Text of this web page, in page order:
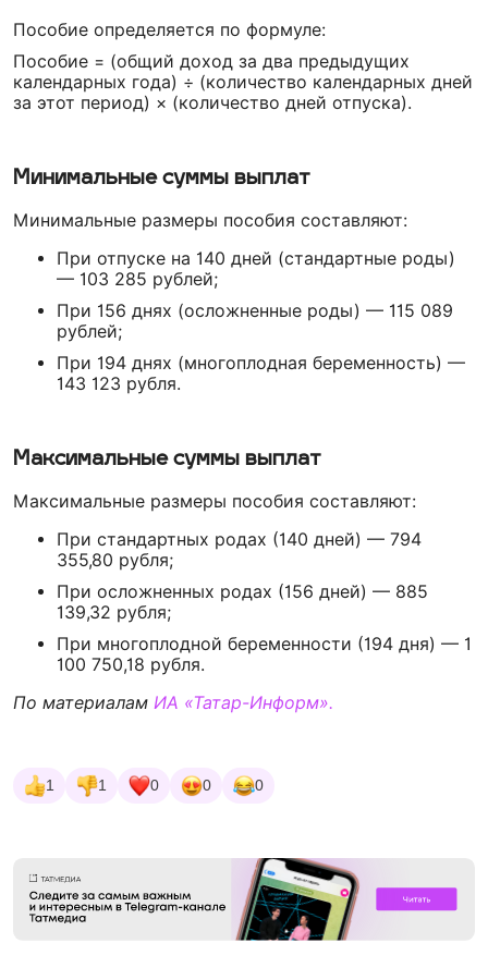
Пособие определяется по формуле:
Пособие = (общий доход за два предыдущих
календарных года) ÷ (количество календарных дней
за этот период) × (количество дней отпуска).
Минимальные суммы выплат
Минимальные размеры пособия составляют:
При отпуске на 140 дней (стандартные роды)
— 103 285 рублей;
При 156 днях (осложненные роды) — 115 089
рублей;
При 194 днях (многоплодная беременность) —
143 123 рубля.
Максимальные суммы выплат
Максимальные размеры пособия составляют:
При стандартных родах (140 дней) — 794
355,80 рубля;
При осложненных родах (156 дней) — 885
139,32 рубля;
При многоплодной беременности (194 дня) — 1
100 750,18 рубля.
По материалам ИА «Татар-Информ».
1 1 0 0 0